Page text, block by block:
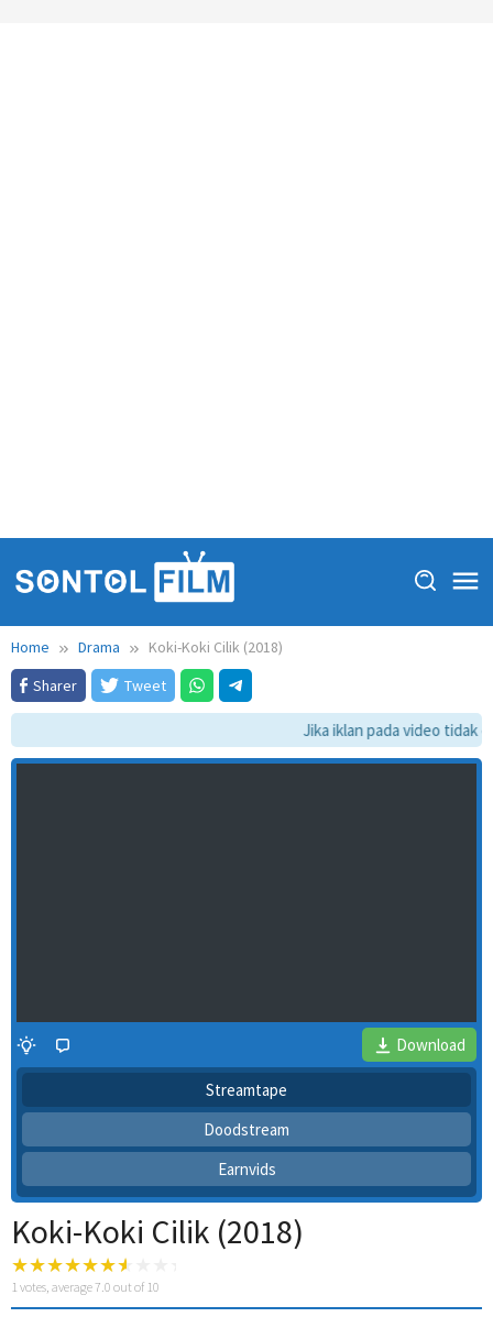
Home Drama
Koki-Koki Cilik (2018)
Sharer
Tweet
Jika iklan pada video tidak
Download
Streamtape
Doodstream
Earnvids
Koki-Koki Cilik (2018)
1 votes, average7.0 out of 10